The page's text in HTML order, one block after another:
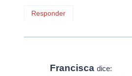
Responder
Francisca dice: